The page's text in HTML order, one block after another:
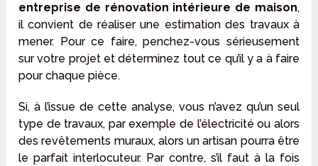
entreprise de rénovation intérieure de maison,
il convient de réaliser une estimation des travaux à
mener. Pour ce faire, penchez-vous sérieusement
sur votre projet et déterminez tout ce qu’il y a à faire
pour chaque pièce.
Si, à l’issue de cette analyse, vous n’avez qu’un seul
type de travaux, par exemple de l’électricité ou alors
des revêtements muraux, alors un artisan pourra être
le parfait interlocuteur. Par contre, s’il faut à la fois